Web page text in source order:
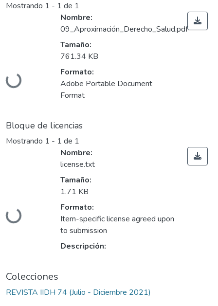
Mostrando 1 - 1 de 1
Cargando...
Nombre:
09_Aproximación_Derecho_Salud.pdf
Tamaño:
761.34 KB
Formato:
Adobe Portable Document
Format
Bloque de licencias
Mostrando 1 - 1 de 1
Cargando...
Nombre:
license.txt
Tamaño:
1.71 KB
Formato:
Item-specific license agreed upon
to submission
Descripción:
Colecciones
REVISTA IIDH 74 (Julio - Diciembre 2021)